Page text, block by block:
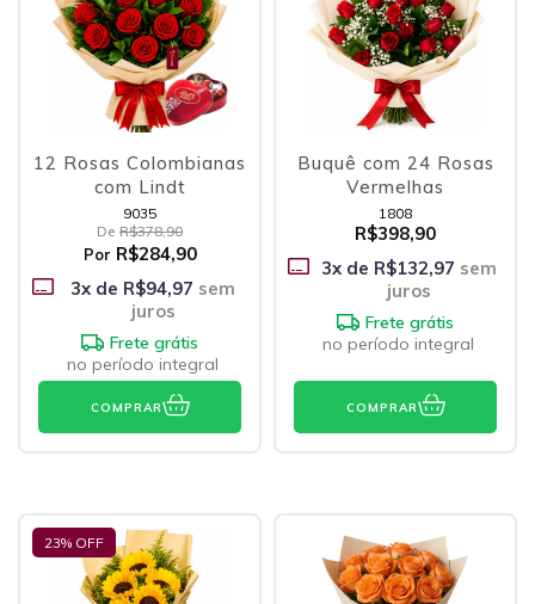
12 Rosas Colombianas
com Lindt
9035
De R$378,90
Por R$284,90
3x de R$94,97 sem
juros
Frete grátis
no período integral
COMPRAR
Buquê com 24 Rosas
Vermelhas
1808
R$398,90
3x de R$132,97 sem
juros
Frete grátis
no período integral
COMPRAR
23% OFF